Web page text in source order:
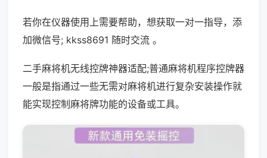
若你在仪器使用上需要帮助，想获取一对一指导，添
加微信号; kkss8691 随时交流 。
二手麻将机无线控牌神器适配;普通麻将机程序控牌器
一般是指通过一些无需对麻将机进行复杂安装操作就
能实现控制麻将牌功能的设备或工具。